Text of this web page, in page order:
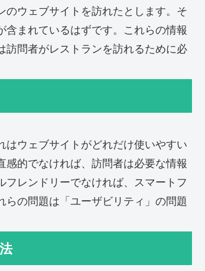
ウェブサイトを訪れたとします。そ
まれているはずです。これらの情報
問者がレストランを訪れるために必
ウェブサイトがどれだけ使いやすい
的でなければ、訪問者は必要な情報
レンドリーでなければ、スマートフ
の問題は「ユーザビリティ」の問題